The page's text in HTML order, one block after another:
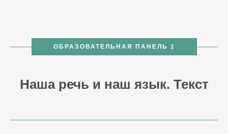
ОБРАЗОВАТЕЛЬНАЯ ПАНЕЛЬ 1
Наша речь и наш язык. Текст